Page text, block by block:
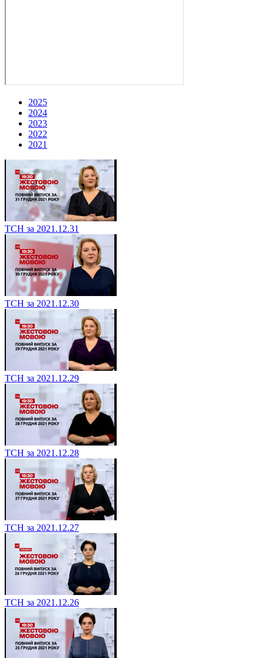
2025
2024
2023
2022
2021
ТСН за 2021.12.31
ТСН за 2021.12.30
ТСН за 2021.12.29
ТСН за 2021.12.28
ТСН за 2021.12.27
ТСН за 2021.12.26